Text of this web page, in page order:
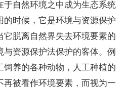
自然环境之中成为生态系统
时候，它是环境与资源保护
脱离自然界失去环境要素的
资源保护法保护的客体。例
养的各种动物，人工种植的
被看作环境要素，而视为一